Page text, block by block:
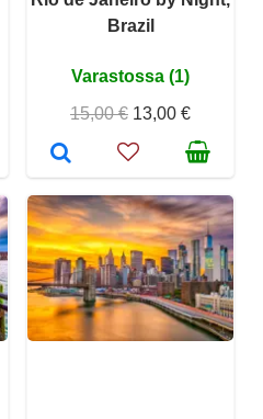
Brazil
Varastossa (1)
15,00 € 13,00 €